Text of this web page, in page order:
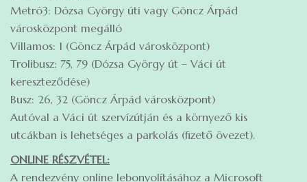
Metró3: Dózsa György úti vagy Göncz Árpád
városközpont megálló
Villamos: 1 (Göncz Árpád városközpont)
Trolibusz: 75, 79 (Dózsa György út – Váci út
kereszteződése)
Busz: 26, 32 (Göncz Árpád városközpont)
Autóval a Váci út szervízútján és a környező kis
utcákban is lehetséges a parkolás (fizető övezet).
ONLINE RÉSZVÉTEL:
A rendezvény online lebonyolításához a Microsoft